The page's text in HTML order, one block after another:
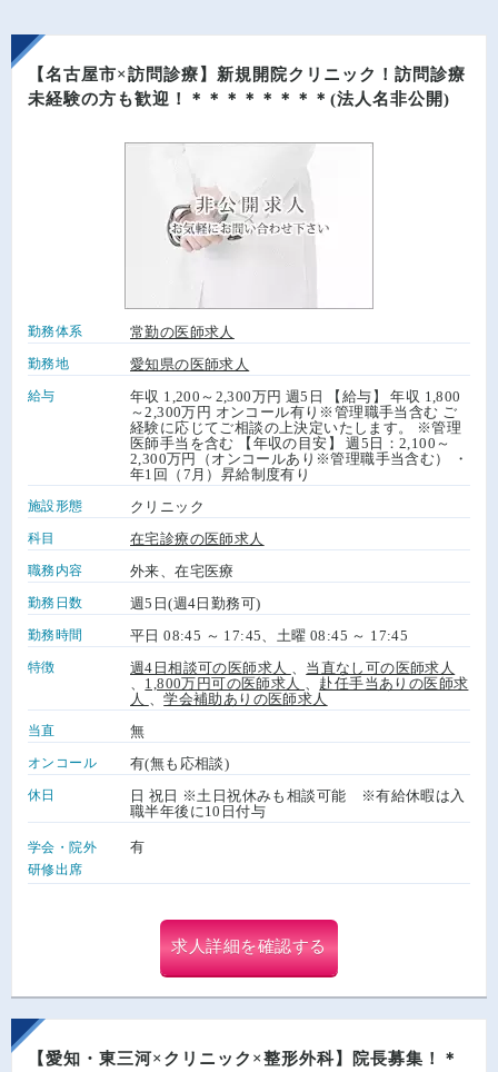
【名古屋市×訪問診療】新規開院クリニック！訪問診療
未経験の方も歓迎！＊＊＊＊＊＊＊＊(法人名非公開)
勤務体系 常勤の医師求人
勤務地 愛知県の医師求人
給与
年収 1,200～2,300万円 週5日 【給与】 年収 1,800
～2,300万円 オンコール有り※管理職手当含む ご
経験に応じてご相談の上決定いたします。 ※管理
医師手当を含む 【年収の目安】 週5日：2,100～
2,300万円（オンコールあり※管理職手当含む） ・
年1回（7月）昇給制度有り
施設形態 クリニック
科目 在宅診療の医師求人
職務内容 外来、在宅医療
勤務日数 週5日(週4日勤務可)
勤務時間 平日 08:45 ～ 17:45、土曜 08:45 ～ 17:45
特徴 週4日相談可の医師求人
当直なし可の医師求人
1,800万円可の医師求人
赴任手当ありの医師求
人
、学会補助ありの医師求人
当直 無
オンコール 有(無も応相談)
休日
日 祝日 ※土日祝休みも相談可能 ※有給休暇は入
職半年後に10日付与
学会・院外
研修出席
有
求人詳細を確認する
【愛知・東三河×クリニック×整形外科】院長募集！＊